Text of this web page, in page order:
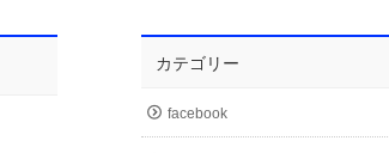
カテゴリー
facebook